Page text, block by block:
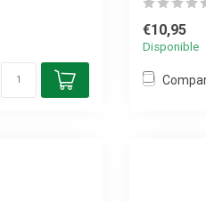
€10,95
Disponible